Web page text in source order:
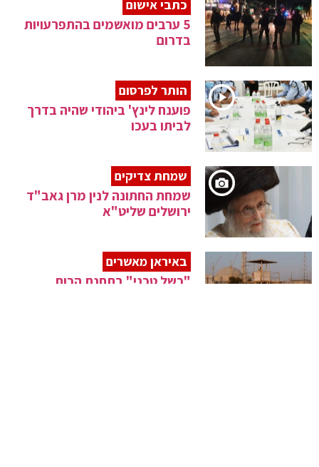
כתבי אישום
5 ערבים מואשמים בהתפרעויות
בדרום
הותר לפרסום
פוענח לינץ' ביהודי שהיה בדרך
לביתו בעכו
שמחת צדיקים
שמחת החתונה לנין מרן גאב"ד
ירושלים שליט"א
באיראן מאשרים
"כשל טכני" בתחנת הכוח